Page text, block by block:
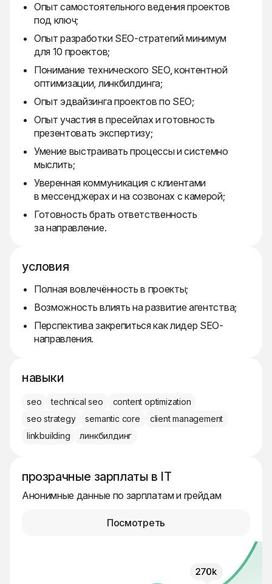
Опыт самостоятельного ведения проектов
под ключ;
Опыт разработки SEO-стратегий минимум
для 10 проектов;
Понимание технического SEO, контентной
оптимизации, линкбилдинга;
Опыт эдвайзинга проектов по SEO;
Опыт участия в пресейлах и готовность
презентовать экспертизу;
Умение выстраивать процессы и системно
мыслить;
Уверенная коммуникация с клиентами
в мессенджерах и на созвонах с камерой;
Готовность брать ответственность
за направление.
условия
Полная вовлечённость в проекты;
Возможность влиять на развитие агентства;
Перспектива закрепиться как лидер SEO-
направления.
навыки
seo technical seo
content optimization
seo strategy
semantic core
client management
linkbuilding
линкбилдинг
прозрачные зарплаты в IT
Анонимные данные по зарплатам и грейдам
Посмотреть